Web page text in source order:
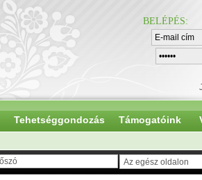
BELÉPÉS:
Tehetséggondozás Támogatóink